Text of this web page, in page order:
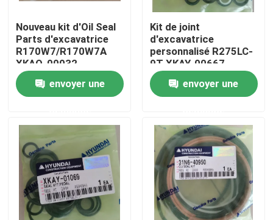
Visite d'usine
Contrôle de qualité
Contactez-nous
Nouvelles
Demandez une citation
Excavatrice Spare Part
Nouveau kit d'Oil Seal
Parts d'excavatrice
R170W7/R170W7A
XKAQ-00032
envoyer une
Kit de joint
d'excavatrice
personnalisé R275LC-
9T XKAY-00667
Pédale de
télécommande
envoyer une